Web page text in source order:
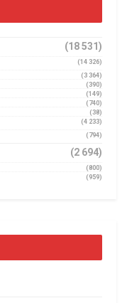
(18 531)
(14 326)
(3 364)
(390)
(149)
(740)
(38)
(4 233)
(794)
(2 694)
(800)
(959)